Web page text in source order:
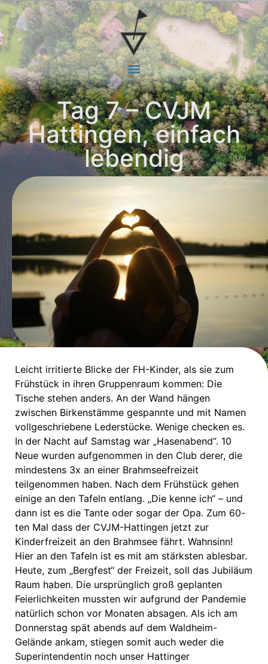
Tag 7 – CVJM
Hattingen, einfach
lebendig
Leicht irritierte Blicke der FH-Kinder, als sie zum
Frühstück in ihren Gruppenraum kommen: Die
Tische stehen anders. An der Wand hängen
zwischen Birkenstämme gespannte und mit Namen
vollgeschriebene Lederstücke. Wenige checken es.
In der Nacht auf Samstag war „Hasenabend“. 10
Neue wurden aufgenommen in den Club derer, die
mindestens 3x an einer Brahmseefreizeit
teilgenommen haben. Nach dem Frühstück gehen
einige an den Tafeln entlang. „Die kenne ich“ – und
dann ist es die Tante oder sogar der Opa. Zum 60-
ten Mal dass der CVJM-Hattingen jetzt zur
Kinderfreizeit an den Brahmsee fährt. Wahnsinn!
Hier an den Tafeln ist es mit am stärksten ablesbar.
Heute, zum „Bergfest“ der Freizeit, soll das Jubiläum
Raum haben. Die ursprünglich groß geplanten
Feierlichkeiten mussten wir aufgrund der Pandemie
natürlich schon vor Monaten absagen. Als ich am
Donnerstag spät abends auf dem Waldheim-
Gelände ankam, stiegen somit auch weder die
Superintendentin noch unser Hattinger